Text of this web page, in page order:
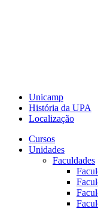
Unicamp
História da UPA
Localização
Cursos
Unidades
Faculdades